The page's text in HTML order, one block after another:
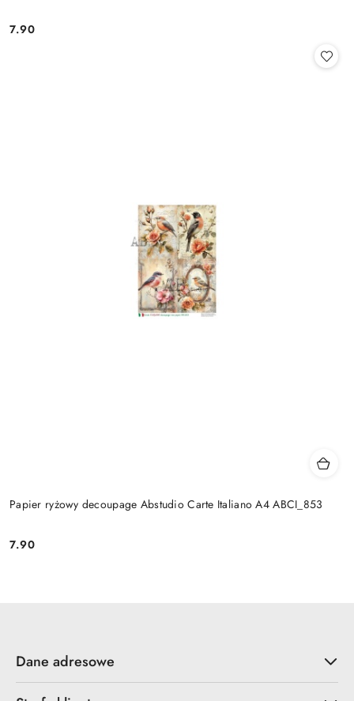
Cena:
7.90
Papier ryżowy decoupage Abstudio Carte Italiano A4 ABCI_853
Cena:
7.90
Dane adresowe